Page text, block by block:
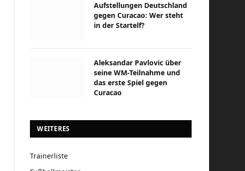
Aufstellungen Deutschland
gegen Curacao: Wer steht
in der Startelf?
Aleksandar Pavlovic über
seine WM-Teilnahme und
das erste Spiel gegen
Curacao
WEITERES
Trainerliste